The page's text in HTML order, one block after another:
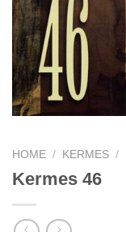
HOME / KERMES /
Kermes 46